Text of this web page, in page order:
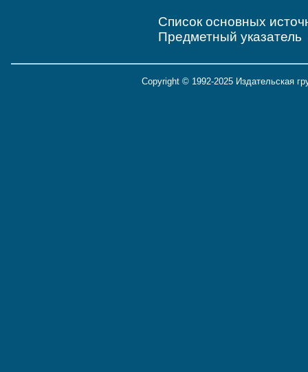
Список основных
Предметный указатель
Copyright © 1992-2025 Издательская